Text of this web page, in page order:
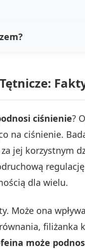
ciśnienie?
na ciśnienie.
jej korzystnym
dla wielu.
Może ona
filiżanka
może